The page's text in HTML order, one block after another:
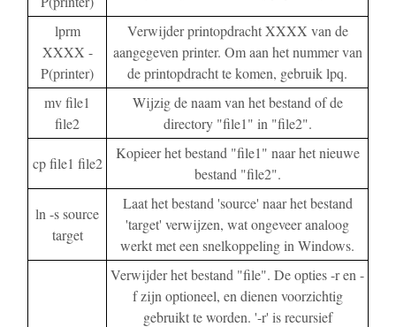
lprm
XXXX -
P(printer)
Verwijder printopdracht XXXX van de
aangegeven printer. Om aan het nummer van
de printopdracht te komen, gebruik lpq.
mv file1
file2
Wijzig de naam van het bestand of de
directory "file1" in "file2".
cp file1 file2
Kopieer het bestand "file1" naar het nieuwe
bestand "file2".
ln -s source
target
Laat het bestand 'source' naar het bestand
'target' verwijzen, wat ongeveer analoog
werkt met een snelkoppeling in Windows.
Verwijder het bestand "file". De opties -r en -
f zijn optioneel, en dienen voorzichtig
gebruikt te worden. '-r' is recursief